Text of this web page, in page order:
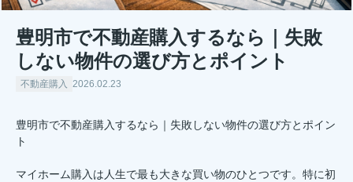
豊明市で不動産購入するなら｜失敗
しない物件の選び方とポイント
不動産購入 2026.02.23
豊明市で不動産購入するなら｜失敗しない物件の選び方とポイン
ト
マイホーム購入は人生で最も大きな買い物のひとつです。特に初